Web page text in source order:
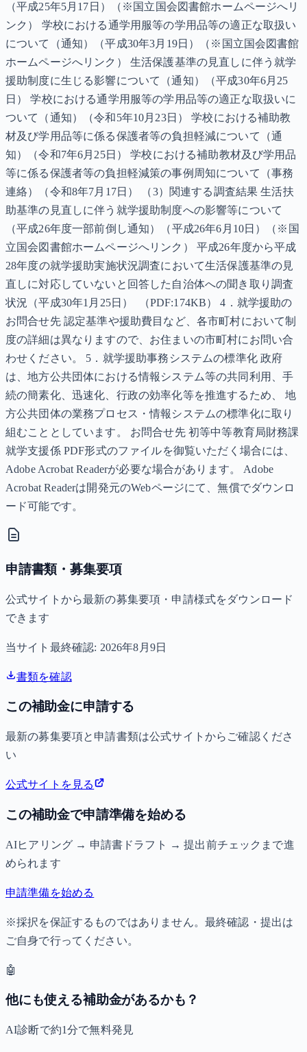
（平成25年5月17日）（※国立国会図書館ホームページへリ
ンク） 学校における通学用服等の学用品等の適正な取扱い
について（通知）（平成30年3月19日）（※国立国会図書館
ホームページへリンク） 生活保護基準の見直しに伴う就学
援助制度に生じる影響について（通知）（平成30年6月25
日） 学校における通学用服等の学用品等の適正な取扱いに
ついて（通知）（令和5年10月23日） 学校における補助教
材及び学用品等に係る保護者等の負担軽減について（通
知）（令和7年6月25日） 学校における補助教材及び学用品
等に係る保護者等の負担軽減策の事例周知について（事務
連絡）（令和8年7月17日） （3）関連する調査結果 生活扶
助基準の見直しに伴う就学援助制度への影響等について
（平成26年度一部前倒し通知）（平成26年6月10日）（※国
立国会図書館ホームページへリンク） 平成26年度から平成
28年度の就学援助実施状況調査において生活保護基準の見
直しに対応していないと回答した自治体への聞き取り調査
状況（平成30年1月25日） （PDF:174KB） 4．就学援助の
お問合せ先 認定基準や援助費目など、各市町村において制
度の詳細は異なりますので、お住まいの市町村にお問い合
わせください。 5．就学援助事務システムの標準化 政府
は、地方公共団体における情報システム等の共同利用、手
続の簡素化、迅速化、行政の効率化等を推進するため、 地
方公共団体の業務プロセス・情報システムの標準化に取り
組むこととしています。 お問合せ先 初等中等教育局財務課
就学支援係 PDF形式のファイルを御覧いただく場合には、
Adobe Acrobat Readerが必要な場合があります。 Adobe
Acrobat Readerは開発元のWebページにて、無償でダウンロ
ード可能です。
申請書類・募集要項
公式サイトから最新の募集要項・申請様式をダウンロード
できます
当サイト最終確認: 2026年8月9日
書類を確認
この補助金に申請する
最新の募集要項と申請書類は公式サイトからご確認くださ
い
公式サイトを見る
この補助金で申請準備を始める
AIヒアリング → 申請書ドラフト → 提出前チェックまで進
められます
申請準備を始める
※採択を保証するものではありません。最終確認・提出は
ご自身で行ってください。
🤖
他にも使える補助金があるかも？
AI診断で約1分で無料発見